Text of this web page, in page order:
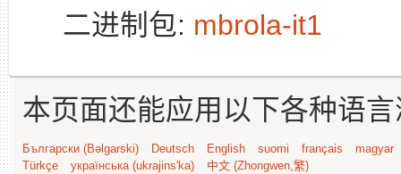
二进制包: mbrola-it1
本页面还能应用以下各种语
Български (Bəlgarski) Deutsch English suomi français
magyar
Türkçe
українська (ukrajins'ka) 中文 (Zhongwen,繁)